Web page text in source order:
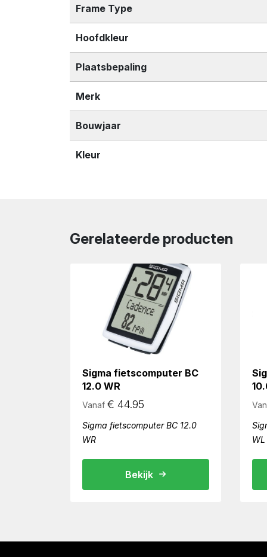
Frame Type
Hoofdkleur
Plaatsbepaling
Merk
Bouwjaar
Kleur
Gerelateerde producten
Sigma fietscomputer BC
12.0 WR
Vanaf € 44.95
Sigma fietscomputer BC 12.0
WR
Bekijk
WL